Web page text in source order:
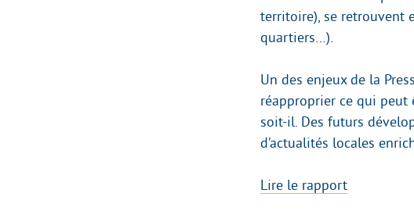
territoire), se retrouvent
quartiers…).
Un des enjeux de la
réapproprier ce qui
soit-il. Des futurs
d’actualités locales
Lire le rapport